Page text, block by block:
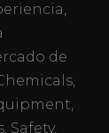
de
Safety,